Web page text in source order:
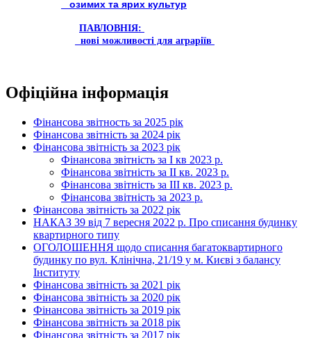
озимих та ярих культур
ПАВЛОВНІЯ:
нові можливості для аграріїв
Офіційна інформація
Фінансова звітность за 2025 рік
Фінансова звітність за 2024 рік
Фінансова звітність за 2023 рік
Фінансова звітність за І кв 2023 р.
Фінансова звітність за ІІ кв. 2023 р.
Фінансова звітність за ІІІ кв. 2023 р.
Фінансова звітність за 2023 р.
Фінансова звітність за 2022 рік
НАКАЗ 39 від 7 вересня 2022 р. Про списання будинку
квартирного типу
ОГОЛОШЕННЯ щодо списання багатоквартирного
будинку по вул. Клінічна, 21/19 у м. Києві з балансу
Інституту
Фінансова звітність за 2021 рік
Фінансова звітність за 2020 рік
Фінансова звітність за 2019 рік
Фінансова звітність за 2018 рік
Фінансова звітність за 2017 рік